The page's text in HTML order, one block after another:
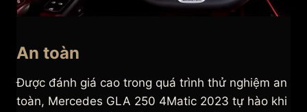
An toàn
Được đánh giá cao trong quá trình thử nghiệm an
toàn, Mercedes GLA 250 4Matic 2023 tự hào khi